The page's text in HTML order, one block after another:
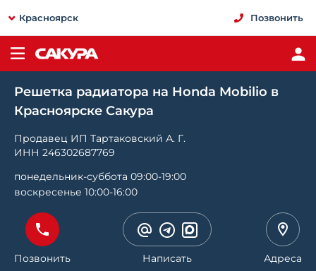
Красноярск Позвонить
Решетка радиатора на Honda Mobilio в
Красноярске Сакура
Продавец ИП Тартаковский А. Г.
ИНН 246302687769
понедельник-суббота 09:00-19:00
воскресенье 10:00-16:00
Позвонить Написать Адреса